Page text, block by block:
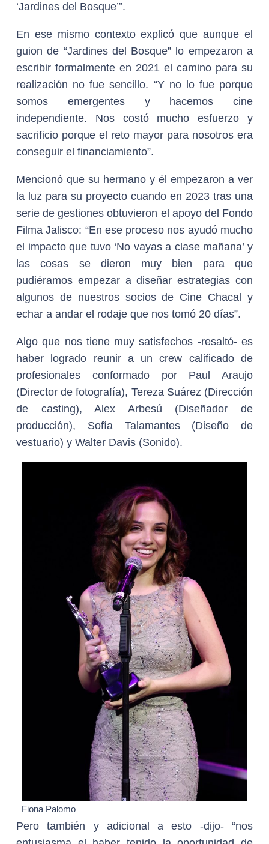
‘Jardines del Bosque’”.
En ese mismo contexto explicó que aunque el
guion de “Jardines del Bosque” lo empezaron a
escribir formalmente en 2021 el camino para su
realización no fue sencillo. “Y no lo fue porque
somos emergentes y hacemos cine
independiente. Nos costó mucho esfuerzo y
sacrificio porque el reto mayor para nosotros era
conseguir el financiamiento”.
Mencionó que su hermano y él empezaron a ver
la luz para su proyecto cuando en 2023 tras una
serie de gestiones obtuvieron el apoyo del Fondo
Filma Jalisco: “En ese proceso nos ayudó mucho
el impacto que tuvo ‘No vayas a clase mañana’ y
las cosas se dieron muy bien para que
pudiéramos empezar a diseñar estrategias con
algunos de nuestros socios de Cine Chacal y
echar a andar el rodaje que nos tomó 20 días”.
Algo que nos tiene muy satisfechos -resaltó- es
haber logrado reunir a un crew calificado de
profesionales conformado por Paul Araujo
(Director de fotografía), Tereza Suárez (Dirección
de casting), Alex Arbesú (Diseñador de
producción), Sofía Talamantes (Diseño de
vestuario) y Walter Davis (Sonido).
Fiona Palomo
Pero también y adicional a esto -dijo- “nos